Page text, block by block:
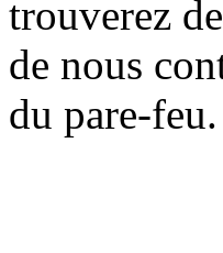
trouverez
de nous
du pare-feu.